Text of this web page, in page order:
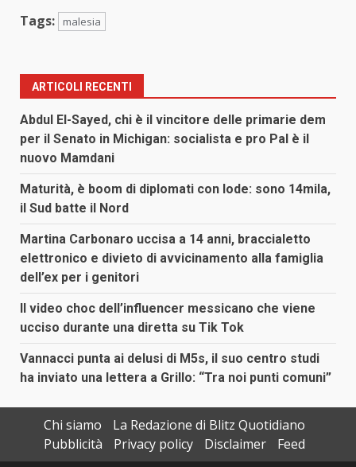
Tags: malesia
ARTICOLI RECENTI
Abdul El-Sayed, chi è il vincitore delle primarie dem
per il Senato in Michigan: socialista e pro Pal è il
nuovo Mamdani
Maturità, è boom di diplomati con lode: sono 14mila,
il Sud batte il Nord
Martina Carbonaro uccisa a 14 anni, braccialetto
elettronico e divieto di avvicinamento alla famiglia
dell’ex per i genitori
Il video choc dell’influencer messicano che viene
ucciso durante una diretta su Tik Tok
Vannacci punta ai delusi di M5s, il suo centro studi
ha inviato una lettera a Grillo: “Tra noi punti comuni”
Chi siamo
La Redazione di Blitz Quotidiano
Pubblicità
Privacy policy Disclaimer Feed